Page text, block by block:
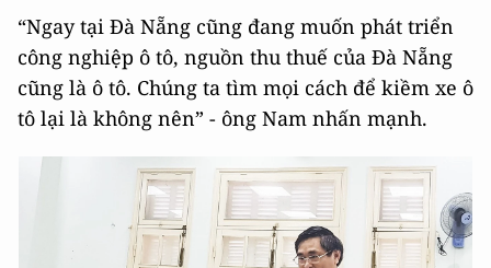
“Ngay tại Đà Nẵng cũng đang muốn phát triển
công nghiệp ô tô, nguồn thu thuế của Đà Nẵng
cũng là ô tô. Chúng ta tìm mọi cách để kiềm xe ô
tô lại là không nên” - ông Nam nhấn mạnh.